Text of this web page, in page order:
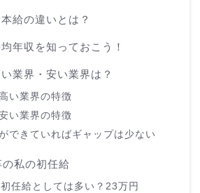
給の違いとは？
年収を知っておこう！
業界・安い業界は？
い業界の特徴
い業界の特徴
できていればギャップは少ない
私の初任給
任給としては多い？23万円